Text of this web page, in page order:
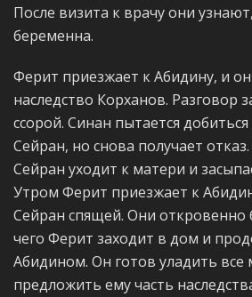
После визита к врачу они
беременна.
Ферит приезжает к Абидину, и
наследство Корханов. Разговор
ссорой. Синан пытается
Сейран, но снова получает
Сейран уходит к матери и
Утром Ферит приезжает к
Сейран спящей. Они откровенно
чего Ферит заходит в дом и
Абидином. Он готов уладить
предложить ему часть